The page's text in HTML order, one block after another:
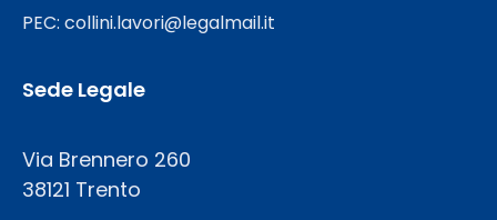
PEC: collini.lavori@legalmail.it
Sede Legale
Via Brennero 260
38121 Trento